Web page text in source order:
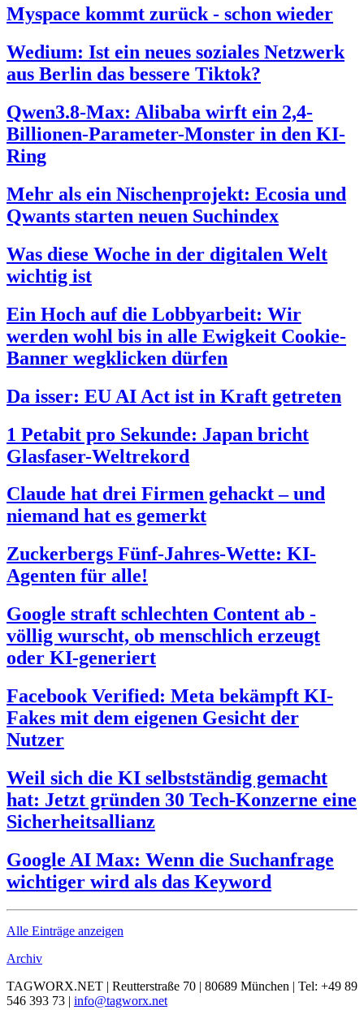
Myspace kommt zurück - schon wieder
Wedium: Ist ein neues soziales Netzwerk
aus Berlin das bessere Tiktok?
Qwen3.8-Max: Alibaba wirft ein 2,4-
Billionen-Parameter-Monster in den KI-
Ring
Mehr als ein Nischenprojekt: Ecosia und
Qwants starten neuen Suchindex
Was diese Woche in der digitalen Welt
wichtig ist
Ein Hoch auf die Lobbyarbeit: Wir
werden wohl bis in alle Ewigkeit Cookie-
Banner wegklicken dürfen
Da isser: EU AI Act ist in Kraft getreten
1 Petabit pro Sekunde: Japan bricht
Glasfaser-Weltrekord
Claude hat drei Firmen gehackt – und
niemand hat es gemerkt
Zuckerbergs Fünf-Jahres-Wette: KI-
Agenten für alle!
Google straft schlechten Content ab -
völlig wurscht, ob menschlich erzeugt
oder KI-generiert
Facebook Verified: Meta bekämpft KI-
Fakes mit dem eigenen Gesicht der
Nutzer
Weil sich die KI selbstständig gemacht
hat: Jetzt gründen 30 Tech-Konzerne eine
Sicherheitsallianz
Google AI Max: Wenn die Suchanfrage
wichtiger wird als das Keyword
Alle Einträge anzeigen
Archiv
TAGWORX.NET | Reutterstraße 70 | 80689 München | Tel: +49 89
546 393 73 | info@tagworx.net